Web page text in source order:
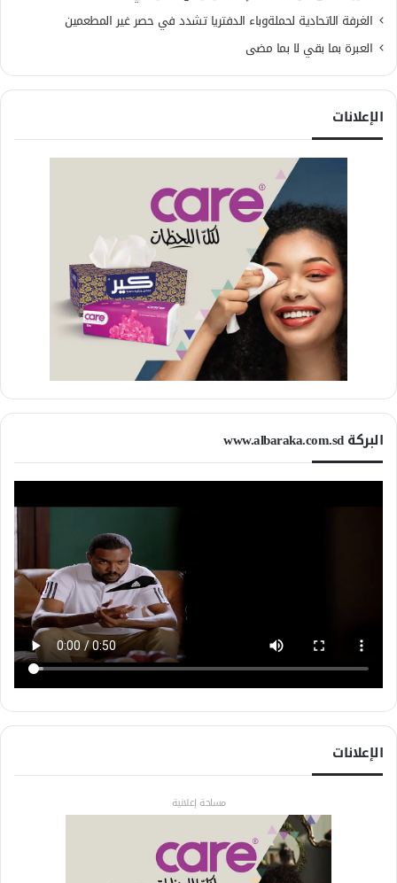
الغرفة الاتحادية لحملةوباء الدفتريا تشدد في حصر غير المطعمين
العبرة بما بقي لا بما مضى
الإعلانات
البركة www.albaraka.com.sd
الإعلانات
مساحة إعلانية